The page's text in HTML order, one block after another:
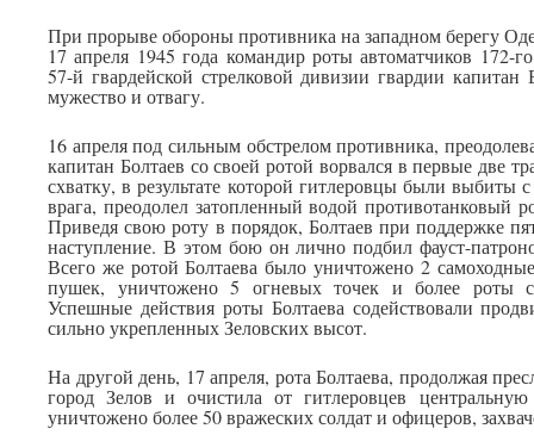
При прорыве обороны противника на западном берегу
17 апреля 1945 года командир роты автоматчиков 172-
57-й гвардейской стрелковой дивизии гвардии капитан
мужество и отвагу.
16 апреля под сильным обстрелом противника,
капитан Болтаев со своей ротой ворвался в первые две
схватку, в результате которой гитлеровцы были выбиты
врага, преодолел затопленный водой противотанковый
Приведя свою роту в порядок, Болтаев при поддержке
наступление. В этом бою он лично подбил фауст-
Всего же ротой Болтаева было уничтожено 2
пушек, уничтожено 5 огневых точек и более роты
Успешные действия роты Болтаева содействовали
сильно укрепленных Зеловских высот.
На другой день, 17 апреля, рота Болтаева, продолжая
город Зелов и очистила от гитлеровцев
уничтожено более 50 вражеских солдат и офицеров,